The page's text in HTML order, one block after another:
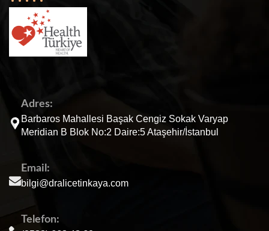
Adres:
Barbaros Mahallesi Başak Cengiz Sokak Varyap
Meridian B Blok No:2 Daire:5 Ataşehir/İstanbul
Email:
bilgi@dralicetinkaya.com
Telefon: